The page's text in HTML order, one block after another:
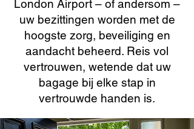
London Airport – of andersom –
uw bezittingen worden met de
hoogste zorg, beveiliging en
aandacht beheerd. Reis vol
vertrouwen, wetende dat uw
bagage bij elke stap in
vertrouwde handen is.